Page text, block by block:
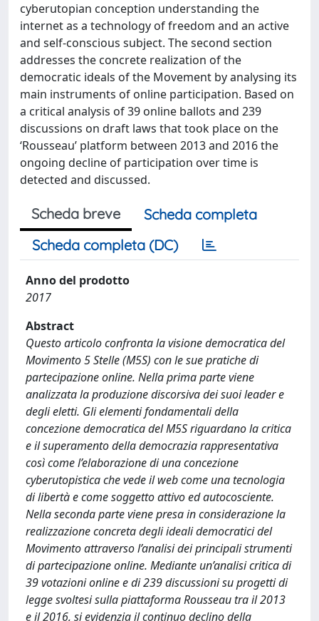
cyberutopian conception understanding the
internet as a technology of freedom and an active
and self-conscious subject. The second section
addresses the concrete realization of the
democratic ideals of the Movement by analysing its
main instruments of online participation. Based on
a critical analysis of 39 online ballots and 239
discussions on draft laws that took place on the
‘Rousseau’ platform between 2013 and 2016 the
ongoing decline of participation over time is
detected and discussed.
Scheda breve
Scheda completa
Scheda completa (DC)
Anno del prodotto
2017
Abstract
Questo articolo confronta la visione democratica del
Movimento 5 Stelle (M5S) con le sue pratiche di
partecipazione online. Nella prima parte viene
analizzata la produzione discorsiva dei suoi leader e
degli eletti. Gli elementi fondamentali della
concezione democratica del M5S riguardano la critica
e il superamento della democrazia rappresentativa
così come l’elaborazione di una concezione
cyberutopistica che vede il web come una tecnologia
di libertà e come soggetto attivo ed autocosciente.
Nella seconda parte viene presa in considerazione la
realizzazione concreta degli ideali democratici del
Movimento attraverso l’analisi dei principali strumenti
di partecipazione online. Mediante un’analisi critica di
39 votazioni online e di 239 discussioni su progetti di
legge svoltesi sulla piattaforma Rousseau tra il 2013
e il 2016, si evidenzia il continuo declino della